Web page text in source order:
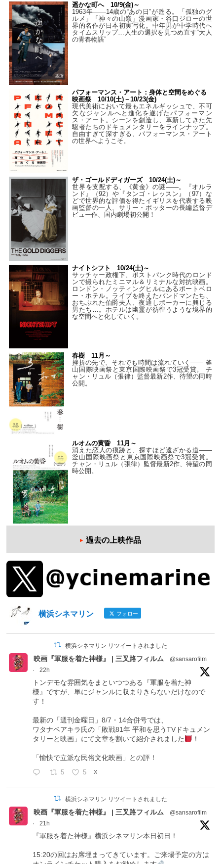
遥かな町へ 10/9(金)～
1963年――14歳の“あの日”が甦る。「孤独のグ
ルメ」「神々の山嶺」漫画家・谷口ジローの世
界的名作が日本初実写化。中年男が中学時代へ
タイムスリップ…人生の選択を見つめ直す“大人
の青春物語”
パフォーマンス・アート：身体と空間をめぐる
映画祭 10/10(土)－10/23(金)
現代美術において最もエネルギッシュで、不可
欠なジャンルへと進化を遂げたパフォーマン
ス・アート。シーンを創造し、革新してきた先
駆者たちのドキュメンタリーをラインナップ。
自由すぎて深すぎる、パフォーマンス・アート
の世界へようこそ。
ザ・ゴールドディガーズ 10/24(土)～
世界を支配する、《黄金》の謎――。『オルラ
ンド』（92）や『タンゴ・レッスン』（97）な
どで世界的な評価を得たイギリスを代表する映
画監督の一人、サリー・ポッターの長編監督デ
ビュー作、国内劇場初公開！
ナイトシフト 10/24(土)～
サッチャー政権下、ポストパンク時代のロンド
ンで撮られたミニマル＆リミナルな対抗映画。
ロンドン・ノッティングヒルにあるポートベロ
ー・ホテル。ライブを終えたバンドマンたち、
おちぶれた伯爵夫人、夜通しポーカーに興じる
男たち…。ホテルは幽霊が彷徨うような境界的
な空間へと化していく。
春樹 11月～
挫折の先で、それでも時間は流れていく—— 釜
山国際映画祭と東京国際映画祭で3冠受賞。 チ
ャン・リュル（張律）監督最新2作、待望の同時
公開。
ルオムの黄昏 11月～
消えた恋人の痕跡と、探すほど遠ざかる道——
釜山国際映画祭と東京国際映画祭で3冠受賞。
チャン・リュル（張律）監督最新2作、待望の同
時公開。
過去の上映作品
横浜シネマリン フォロー
横浜シネマリン リツイートされました
映画『軍服を着た神様』 | 三叉路フィルム
@sansarofilm
·
22h
トンデモな雰囲気をまといつつある『軍服を着た神
様』ですが、単にジャンルに収まりきらないだけなので
す！
最新の「週刊金曜日」8/7・14合併号では、
ワタナベアキラ氏の「敗戦81年 平和を思うTVドキュメン
タリーと映画」にて文章を割いて紹介されました
！
「愉快で立派な民俗文化映画」との評！
5 5 X
横浜シネマリン リツイートされました
映画『軍服を着た神様』 | 三叉路フィルム
@sansarofilm
·
21h
『軍服を着た神様』横浜シネマリン本日初日！
15:20の回はお席埋まってきています。ご来場予定の方は